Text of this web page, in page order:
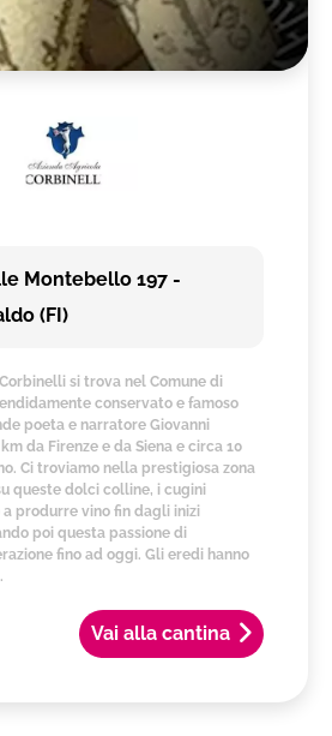
Montebello 197 -
(FI)
Vai alla cantina
si trova nel Comune di
conservato e famoso
poeta e narratore Giovanni
da Firenze e da Siena e circa 10
Ci troviamo nella prestigiosa zona
queste dolci colline, i cugini
produrre vino fin dagli inizi
poi questa passione di
fino ad oggi. Gli eredi hanno